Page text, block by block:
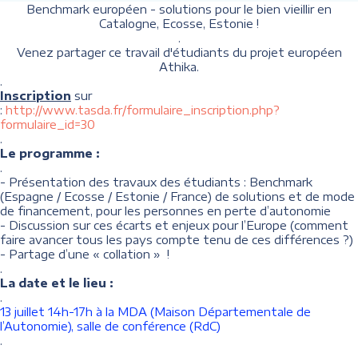
Benchmark européen - solutions pour le bien vieillir en
Catalogne, Ecosse, Estonie !
.
Venez partager ce travail d'étudiants du projet européen
Athika.
.
Inscription sur
: http://www.tasda.fr/formulaire_inscription.php?
formulaire_id=30
.
Le programme :
.
- Présentation des travaux des étudiants : Benchmark
(Espagne / Ecosse / Estonie / France) de solutions et de mode
de financement, pour les personnes en perte d’autonomie
- Discussion sur ces écarts et enjeux pour l’Europe (comment
faire avancer tous les pays compte tenu de ces différences ?)
- Partage d’une « collation » !
.
La date et le lieu :
.
13 juillet 14h-17h à la MDA (Maison Départementale de
l’Autonomie), salle de conférence (RdC)
.